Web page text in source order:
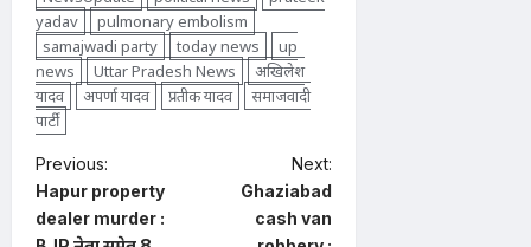
yadav
pulmonary embolism
samajwadi party
today news
up
news
Uttar Pradesh News
अखिलेश
यादव
अपर्णा यादव प्रतीक यादव
समाजवादी
पार्टी
P
o
s
Previous:
Hapur property
dealer murder :
Next:
Ghaziabad
cash van